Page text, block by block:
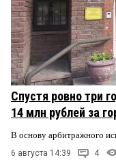
Спустя ровно три
14 млн рублей за
В основу арбитражного
6 августа 14:39 4